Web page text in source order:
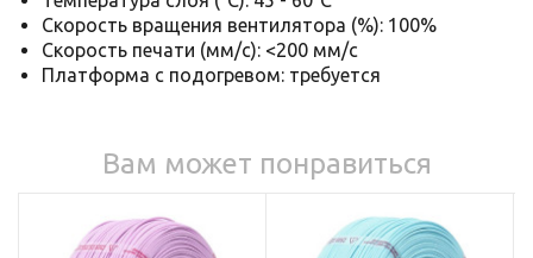
Скорость вращения вентилятора (%): 100%
Скорость печати (мм/с): <200 мм/с
Платформа с подогревом: требуется
Вам может понравиться